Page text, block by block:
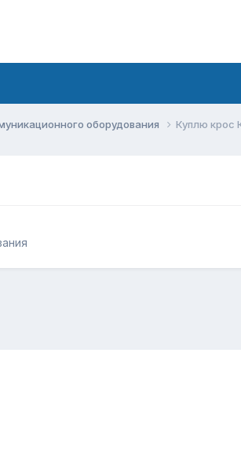
оборудования Куплю крос